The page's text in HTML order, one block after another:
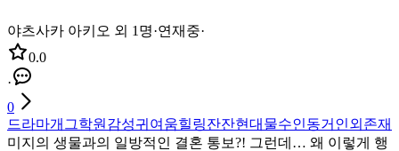
야츠사카 아키오 외 1명·연재중·
0.0
·
0
드라마개그학원 감성귀여움힐링잔잔현대물수인동거 인외존재
미지의 생물과의 일방적인 결혼 통보?! 그런데… 왜 이렇게 행